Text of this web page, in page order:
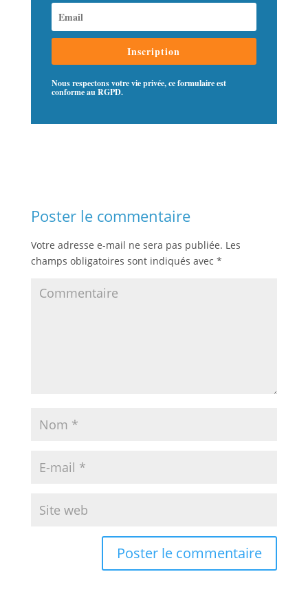
Inscription
Nous respectons votre vie privée, ce formulaire est
conforme au RGPD.
Poster le commentaire
Votre adresse e-mail ne sera pas publiée. Les
champs obligatoires sont indiqués avec *